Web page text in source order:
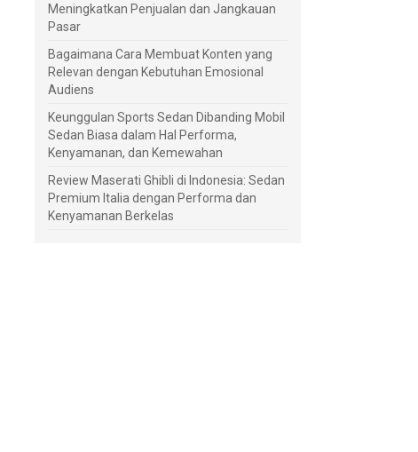
Meningkatkan Penjualan dan Jangkauan
Pasar
Bagaimana Cara Membuat Konten yang
Relevan dengan Kebutuhan Emosional
Audiens
Keunggulan Sports Sedan Dibanding Mobil
Sedan Biasa dalam Hal Performa,
Kenyamanan, dan Kemewahan
Review Maserati Ghibli di Indonesia: Sedan
Premium Italia dengan Performa dan
Kenyamanan Berkelas